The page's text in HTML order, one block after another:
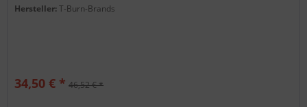
Hersteller:T-Burn-Brands
34,50 € * 46,52 € *